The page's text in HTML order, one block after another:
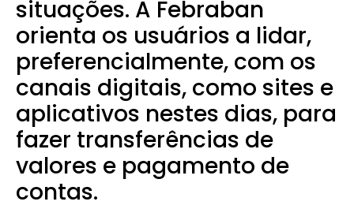
situações. A Febraban
orienta os usuários a lidar,
preferencialmente, com os
canais digitais, como sites e
aplicativos nestes dias, para
fazer transferências de
valores e pagamento de
contas.